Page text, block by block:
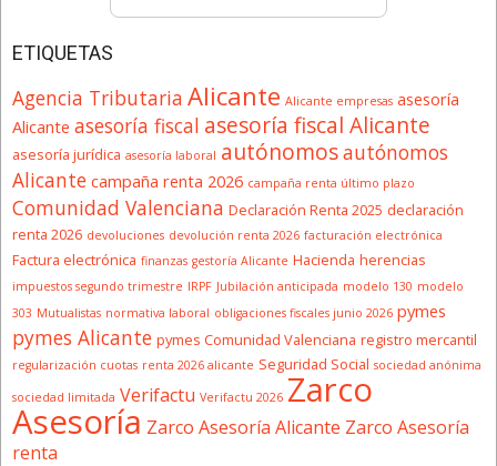
ETIQUETAS
Agencia Tributaria Alicante Alicante empresas asesoría
Alicante asesoría fiscal asesoría fiscal Alicante
asesoría jurídica asesoría laboral autónomosautónomos
Alicante campaña renta 2026 campaña renta último plazo
Comunidad Valenciana Declaración Renta 2025 declaración
renta 2026 devoluciones devolución renta 2026 facturación electrónica
Factura electrónica finanzas gestoría Alicante Hacienda herencias
impuestos segundo trimestre IRPF Jubilación anticipada modelo 130 modelo
303 Mutualistas normativa laboral obligaciones fiscales junio 2026 pymes
pymes Alicante pymes Comunidad Valenciana registro mercantil
regularización cuotas renta 2026 alicante Seguridad Social sociedad anónima
sociedad limitada Verifactu Verifactu 2026 Zarco
Asesoría Zarco Asesoría Alicante Zarco Asesoría
renta